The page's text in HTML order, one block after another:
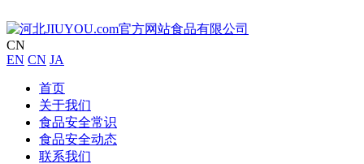
CN
EN CN JA
首页
关于我们
食品安全常识
食品安全动态
联系我们